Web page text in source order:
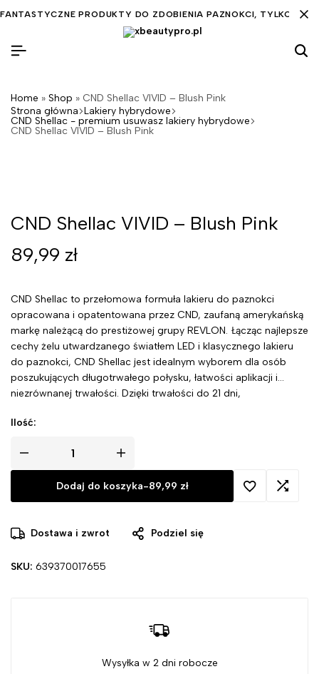
FANTASTYCZNE PRODUKTY DO ZDOBIENIA PAZNOKCI, TYLKO DLA
Home » Shop » CND Shellac VIVID – Blush Pink
Strona główna Lakiery hybrydowe
CND Shellac - premium usuwasz lakiery hybrydowe
CND Shellac VIVID – Blush Pink
CND Shellac VIVID – Blush Pink
89,99 zł
CND Shellac to przełomowa formuła lakieru do paznokci
opracowana i opatentowana przez CND, zaufaną amerykańską
markę należącą do prestiżowej grupy REVLON. Łącząc najlepsze
cechy żelu utwardzanego światłem LED i klasycznego lakieru
do paznokci, CND Shellac jest idealnym wyborem dla osób
poszukujących długotrwałego połysku, łatwości aplikacji i
niezrównanej trwałości. Dzięki trwałości do 21 dni,
łatwemu usuwaniu w ciągu zaledwie kilku minut, ten hybrydowy
klientów.
Ilość:
Dodaj do koszyka-89,99 zł
Dostawa i zwrot Podziel się
SKU: 639370017655
Wysyłka w 2 dni robocze